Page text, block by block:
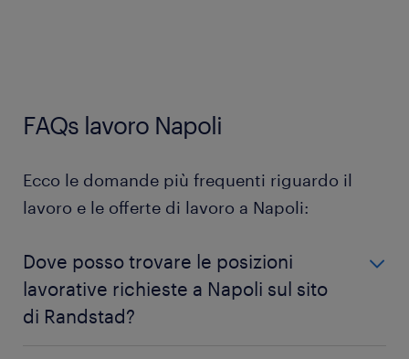
FAQs lavoro Napoli
Ecco le domande più frequenti riguardo il
lavoro e le offerte di lavoro a Napoli:
Dove posso trovare le posizioni
lavorative richieste a Napoli sul sito
di Randstad?